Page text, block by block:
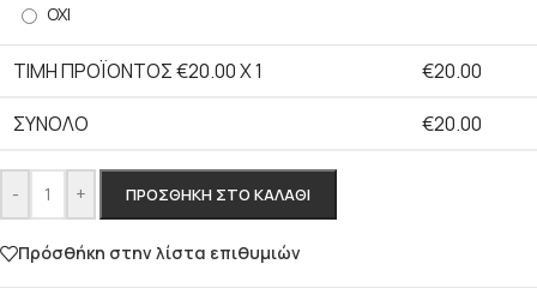
ΟΧΙ
ΤΙΜΗ ΠΡΟΪΟΝΤΟΣ €20.00X 1 €20.00
ΣΎΝΟΛΟ
€20.00
- + ΠΡΟΣΘΉΚΗ ΣΤΟ ΚΑΛΆΘΙ
Πρόσθήκη στην λίστα επιθυμιών